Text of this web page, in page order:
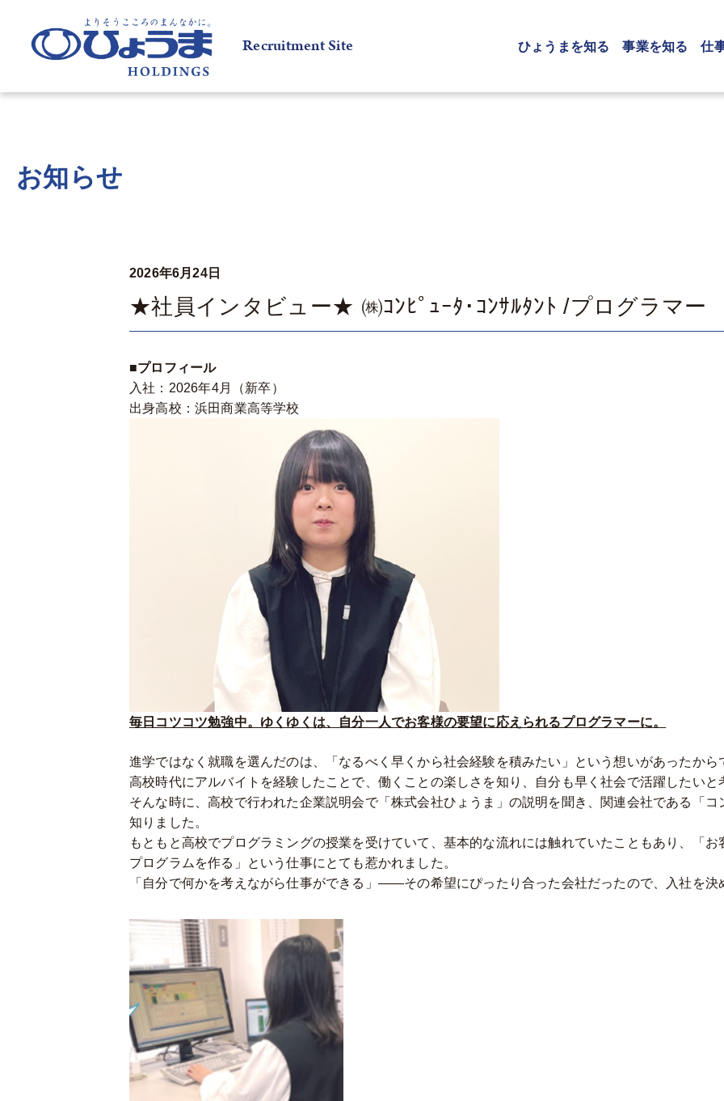
Recruitment Site ひょうまを知る 事業を知る 仕
お知らせ
2026年6月24日
★社員インタビュー★ ㈱ｺﾝﾋﾟｭｰﾀ･ｺﾝｻﾙﾀﾝﾄ /プログラ
■プロフィール
入社：2026年4月（新卒）
出身高校：浜田商業高等学校
毎日コツコツ勉強中。ゆくゆくは、自分一人でお客様の要望に応えられるプログラマーに。
進学ではなく就職を選んだのは、「なるべく早くから社会経験を積みたい」という想いがあったから
高校時代にアルバイトを経験したことで、働くことの楽しさを知り、自分も早く社会で活躍したいと
そんな時に、高校で行われた企業説明会で「株式会社ひょうま」の説明を聞き、関連会社である「
知りました。
もともと高校でプログラミングの授業を受けていて、基本的な流れには触れていたこともあり、「
プログラムを作る」という仕事にとても惹かれました。
「自分で何かを考えながら仕事ができる」――その希望にぴったり合った会社だったので、入社を決